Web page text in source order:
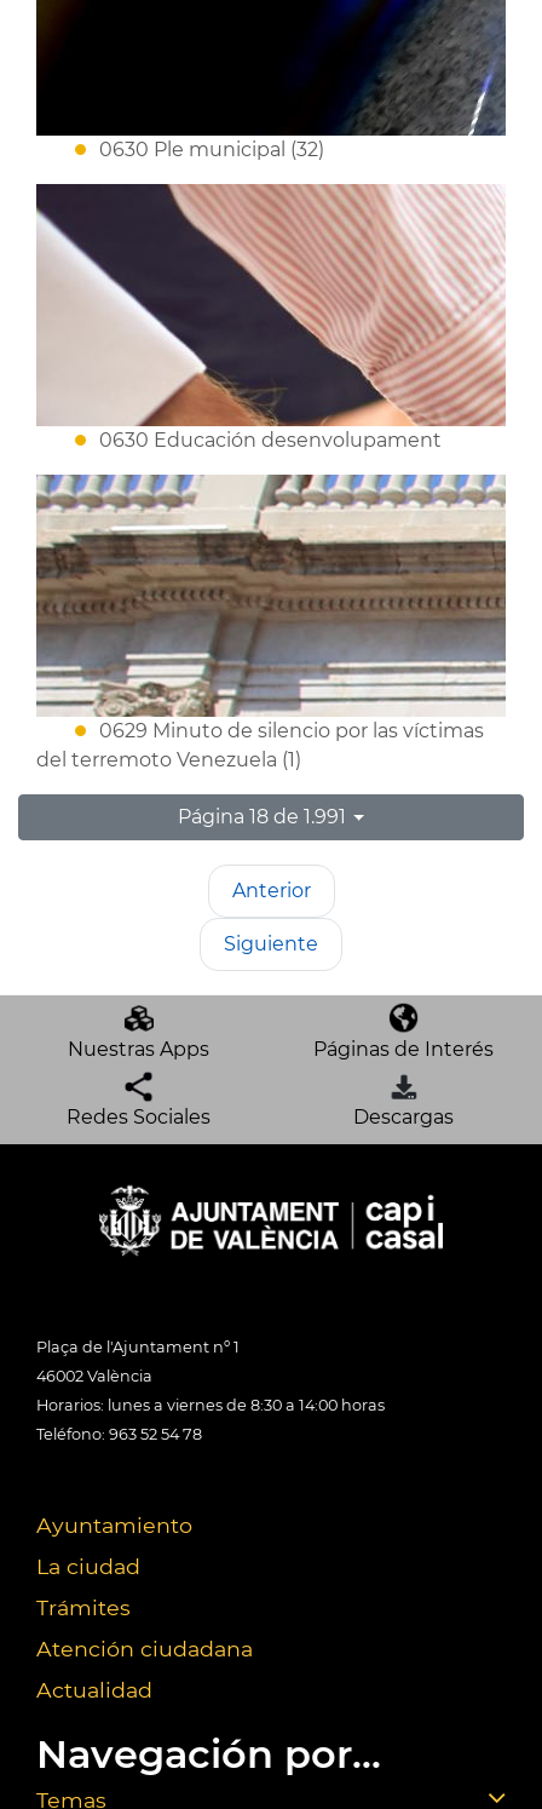
0630 Ple municipal (32)
0630 Educación desenvolupament
0629 Minuto de silencio por las víctimas
del terremoto Venezuela (1)
Página 18 de 1.991
Anterior
Siguiente
Nuestras Apps Páginas de Interés
Redes Sociales Descargas
Plaça de l'Ajuntament nº 1
46002 València
Horarios: lunes a viernes de 8:30 a 14:00 horas
Teléfono: 963 52 54 78
Ayuntamiento
La ciudad
Trámites
Atención ciudadana
Actualidad
Navegación por...
Temas